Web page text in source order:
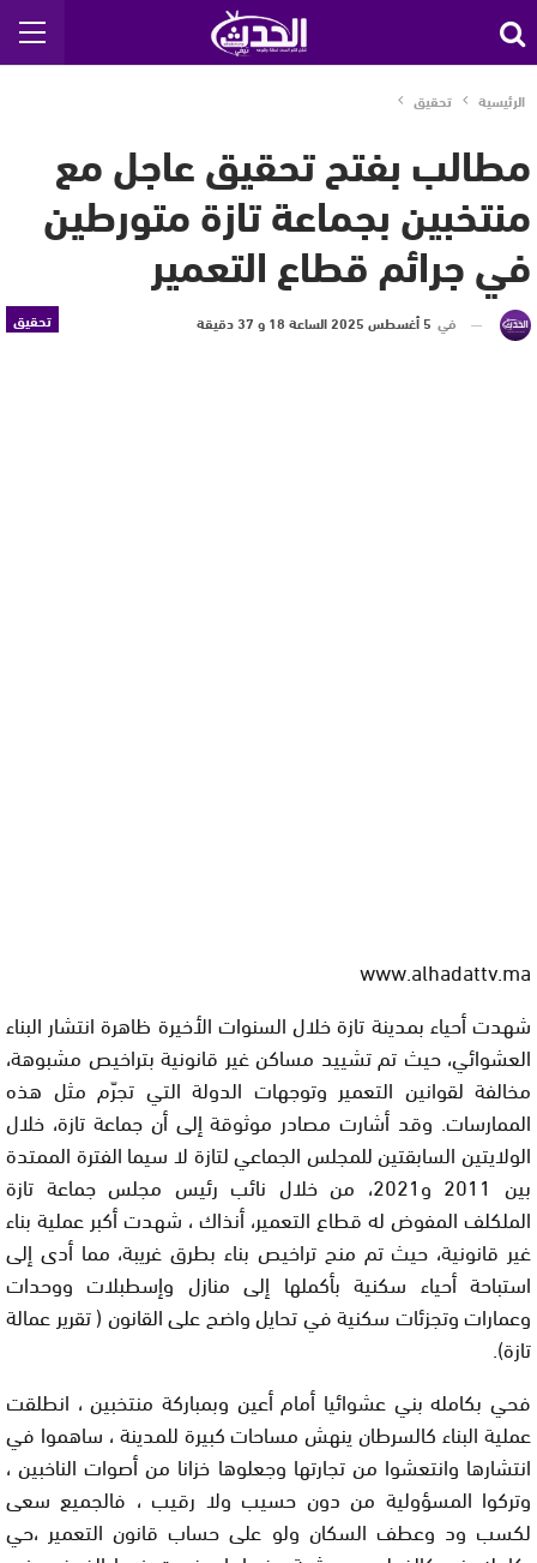
الرئيسية تحقيق
مطالب بفتح تحقيق عاجل مع
منتخبين بجماعة تازة متورطين
في جرائم قطاع التعمير
تحقيق في 5 أغسطس 2025 الساعة 18 و 37 دقيقة
www.alhadattv.ma
شهدت أحياء بمدينة تازة خلال السنوات الأخيرة ظاهرة انتشار البناء
العشوائي، حيث تم تشييد مساكن غير قانونية بتراخيص مشبوهة،
مخالفة لقوانين التعمير وتوجهات الدولة التي تجرّم مثل هذه
الممارسات. وقد أشارت مصادر موثوقة إلى أن جماعة تازة، خلال
الولايتين السابقتين للمجلس الجماعي لتازة لا سيما الفترة الممتدة
بين 2011 و2021، من خلال نائب رئيس مجلس جماعة تازة
الملكلف المفوض له قطاع التعمير، أنذاك ، شهدت أكبر عملية بناء
غير قانونية، حيث تم منح تراخيص بناء بطرق غريبة، مما أدى إلى
استباحة أحياء سكنية بأكملها إلى منازل وإسطبلات ووحدات
وعمارات وتجزئات سكنية في تحايل واضح على القانون ( تقرير عمالة
تازة).
فحي بكامله بني عشوائيا أمام أعين وبمباركة منتخبين ، انطلقت
عملية البناء كالسرطان ينهش مساحات كبيرة للمدينة ، ساهموا في
انتشارها وانتعشوا من تجارتها وجعلوها خزانا من أصوات الناخبين ،
وتركوا المسؤولية من دون حسيب ولا رقيب ، فالجميع سعى
لكسب ود وعطف السكان ولو على حساب قانون التعمير ،حي